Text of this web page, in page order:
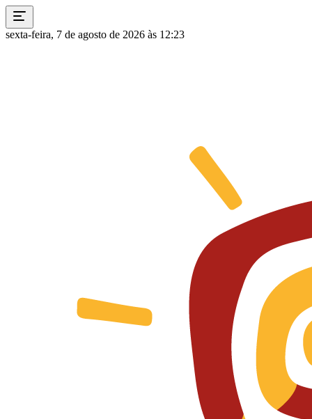
sexta-feira, 7 de agosto de 2026 às 12:23